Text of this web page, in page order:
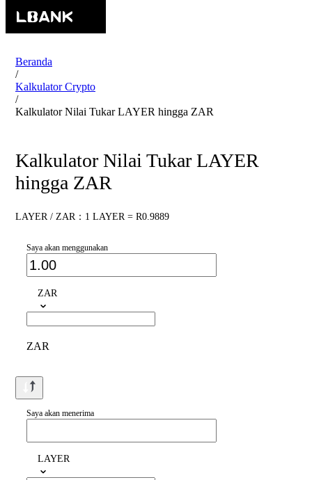
Beranda
/
Kalkulator Crypto
/
Kalkulator Nilai Tukar LAYER hingga ZAR
Kalkulator Nilai Tukar LAYER
hingga ZAR
LAYER / ZAR：1 LAYER = R0.9889
Saya akan menggunakan
ZAR
ZAR
Saya akan menerima
LAYER